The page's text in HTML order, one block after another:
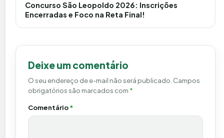
Concurso São Leopoldo 2026: Inscrições
Encerradas e Foco na Reta Final!
Deixe um comentário
O seu endereço de e-mail não será publicado. Campos
obrigatórios são marcados com *
Comentário*